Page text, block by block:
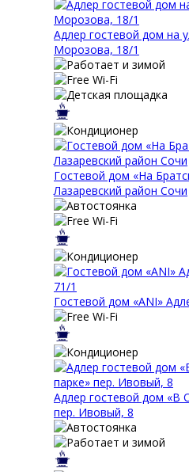
Адлер гостевой дом на
Морозова, 18/1
Гостевой дом «На
Лазаревский район Сочи
Гостевой дом «ANI»
Адлер гостевой дом «В
пер. Ивовый, 8